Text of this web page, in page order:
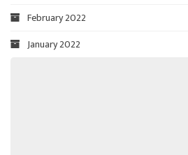
February 2022
January 2022